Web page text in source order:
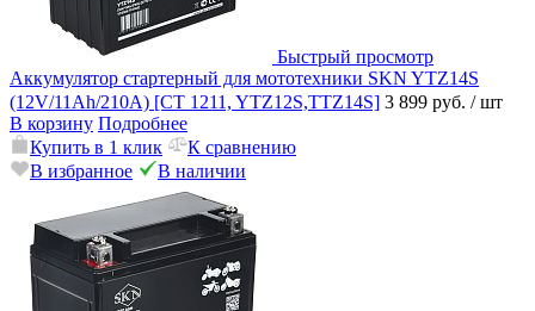
Быстрый просмотр
Аккумулятор стартерный для мототехники SKN YTZ14S
(12V/11Ah/210A) [CT 1211, YTZ12S,TTZ14S] 3 899 руб. / шт
В корзину Подробнее
Купить в 1 клик
К сравнению
В избранное
В наличии